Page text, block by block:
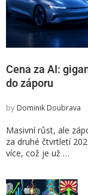
Cena za AI:
do záporu
by Dominik Doubrava
Masivní růst, ale
za druhé čtvrtletí
více, což je už …